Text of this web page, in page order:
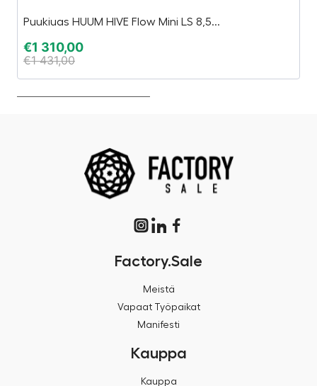
Puukiuas HUUM HIVE Flow Mini LS 8,5...
€1 310,00
€1 431,00
Factory.Sale
Meistä
Vapaat Työpaikat
Manifesti
Kauppa
Kauppa